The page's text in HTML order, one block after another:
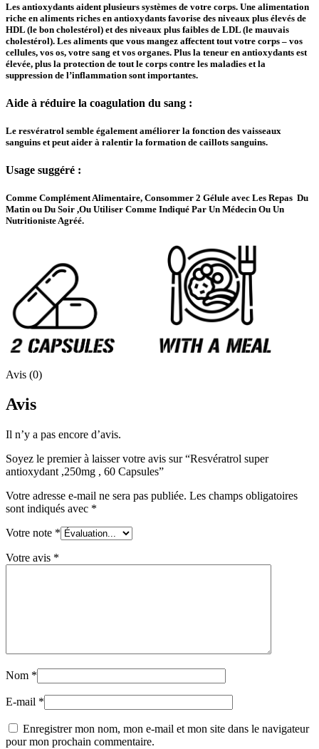
Les antioxydants aident plusieurs systèmes de votre corps. Une alimentation
riche en aliments riches en antioxydants favorise des niveaux plus élevés de
HDL (le bon cholestérol) et des niveaux plus faibles de LDL (le mauvais
cholestérol). Les aliments que vous mangez affectent tout votre corps – vos
cellules, vos os, votre sang et vos organes. Plus la teneur en antioxydants est
élevée, plus la protection de tout le corps contre les maladies et la
suppression de l’inflammation sont importantes.
Aide à réduire la coagulation du sang :
Le resvératrol semble également améliorer la fonction des vaisseaux
sanguins et peut aider à ralentir la formation de caillots sanguins.
Usage suggéré :
Comme Complément Alimentaire, Consommer 2 Gélule avec Les Repas Du
Matin ou Du Soir ,Ou Utiliser Comme Indiqué Par Un Médecin Ou Un
Nutritioniste Agréé.
Avis (0)
Avis
Il n’y a pas encore d’avis.
Soyez le premier à laisser votre avis sur “Resvératrol super
antioxydant ,250mg , 60 Capsules”
Votre adresse e-mail ne sera pas publiée. Les champs obligatoires
sont indiqués avec *
Votre note *
Votre avis *
Nom *
E-mail *
Enregistrer mon nom, mon e-mail et mon site dans le navigateur
pour mon prochain commentaire.